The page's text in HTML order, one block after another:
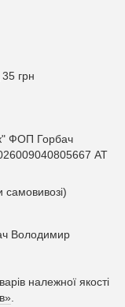
грн
ФОП Горбач
АТ
самовивозі)
Володимир
належної якості
.